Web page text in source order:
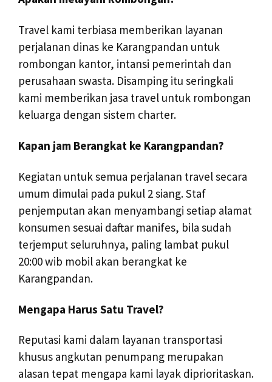
Travel kami terbiasa memberikan layanan
perjalanan dinas ke Karangpandan untuk
rombongan kantor, intansi pemerintah dan
perusahaan swasta. Disamping itu seringkali
kami memberikan jasa travel untuk rombongan
keluarga dengan sistem charter.
Kapan jam Berangkat ke Karangpandan?
Kegiatan untuk semua perjalanan travel secara
umum dimulai pada pukul 2 siang. Staf
penjemputan akan menyambangi setiap alamat
konsumen sesuai daftar manifes, bila sudah
terjemput seluruhnya, paling lambat pukul
20:00 wib mobil akan berangkat ke
Karangpandan.
Mengapa Harus Satu Travel?
Reputasi kami dalam layanan transportasi
khusus angkutan penumpang merupakan
alasan tepat mengapa kami layak diprioritaskan.